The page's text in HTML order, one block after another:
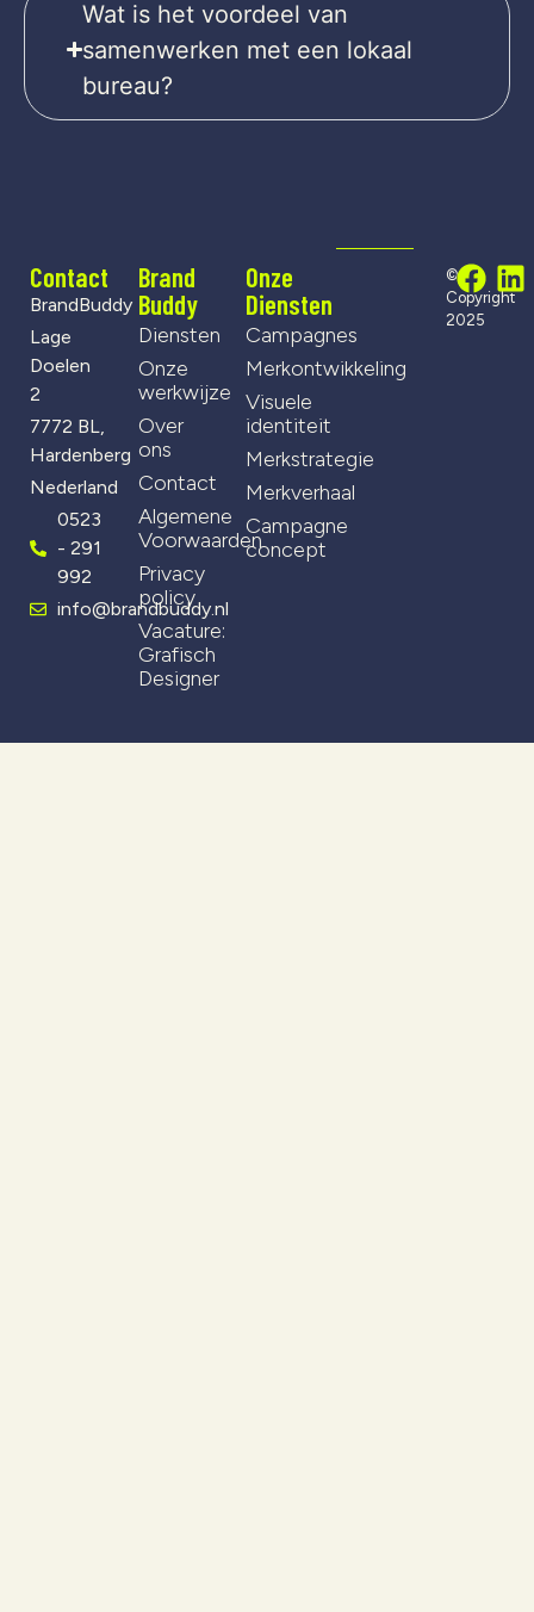
Wat is het voordeel van
samenwerken met een lokaal
bureau?
Contact
BrandBuddy
Lage
Doelen
2
7772 BL,
Hardenberg
Nederland
0523
- 291
992
info@brandbuddy.nl
Brand
Buddy
Diensten
Onze
werkwijze
Over
ons
Contact
Algemene
Voorwaarden
Privacy
policy
Vacature:
Grafisch
Designer
Onze
Diensten
Campagnes
Merkontwikkeling
Visuele
identiteit
Merkstrategie
Merkverhaal
Campagne
concept
©
Copyright
2025